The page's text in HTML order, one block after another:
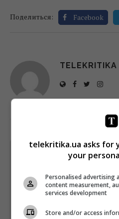
Поделиться: Facebook
TELEKRITIKA
Щотижневий лист з
Підпишіться ще раз, якщо не
telekritika.ua asks for
your
Personalised advertising
content measurement,
services development
Store and/or access